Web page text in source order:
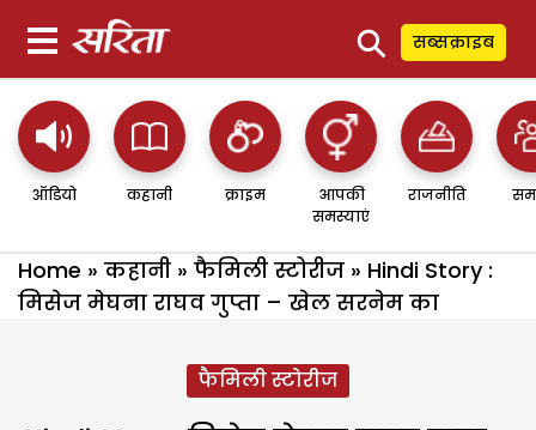
⚲ सब्सक्राइब
ऑडियो कहानी क्राइम
आपकी
समस्याएं
राजनीति
Home » कहानी » फैमिली स्टोरीज » Hindi Story :
मिसेज मेघना राघव गुप्ता – खेल सरनेम का
फैमिली स्टोरीज